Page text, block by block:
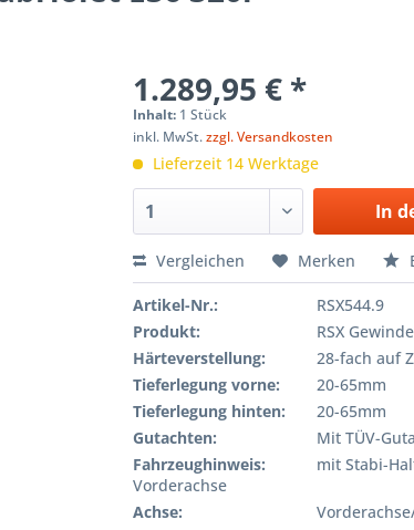
1.289,95 € *
Inhalt: 1 Stück
inkl. MwSt.zzgl. Versandkosten
Lieferzeit 14 Werktage
In
Vergleichen Merken
Artikel-Nr.:
RSX544.9
Produkt:
RSX
Härteverstellung:
28-fach auf
Tieferlegung vorne:
20-65mm
Tieferlegung hinten:
20-65mm
Gutachten:
Mit TÜV-
Fahrzeughinweis:
mit Stabi-
Vorderachse
Achse: